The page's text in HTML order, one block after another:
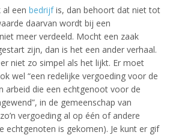
een bedrijfis, dan behoort dat niet tot
daarvan wordt bij een
meer verdeeld. Mocht een zaak
zijn, dan is het een ander verhaal.
niet zo simpel als het lijkt. Er moet
wel “een redelijke vergoeding voor de
arbeid die een echtgenoot voor de
in de gemeenschap van
vergoeding al op één of andere
echtgenoten is gekomen). Je kunt er gif